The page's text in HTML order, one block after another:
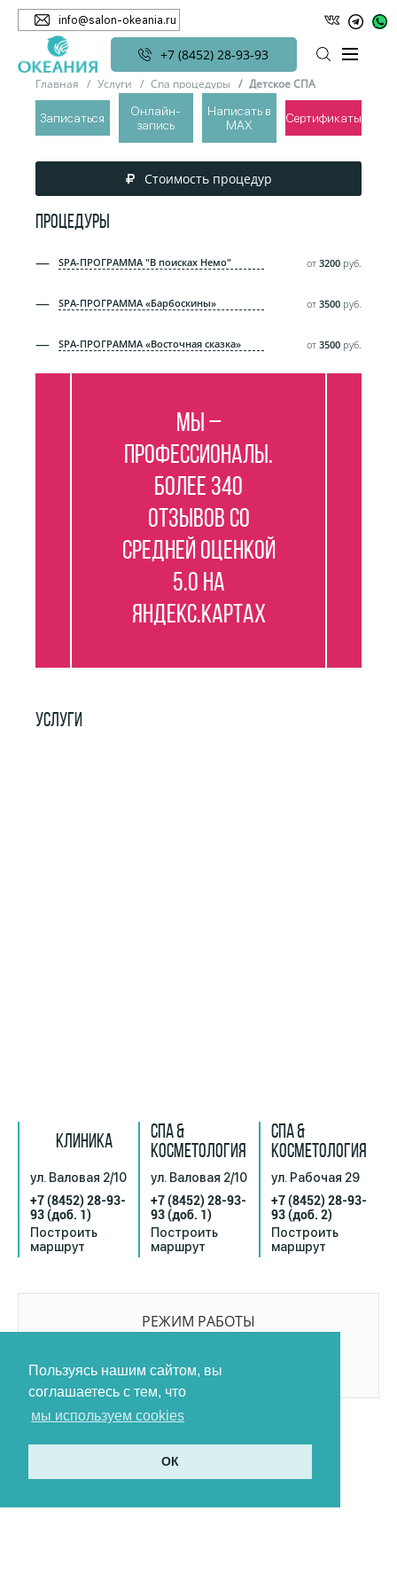
Пользуясь нашим сайтом, вы
соглашаетесь с тем, что
мы используем cookies
ОК
info@salon-okeania.ru
+7 (8452) 28-93-93
Записаться
Онлайн-
запись
Написать в
MAX
Сертификаты
УСЛУГИ
Главная Услуги Спа процедуры Детское СПА
ДЕТСКОЕ СПА
Стоимость процедур
ПРОЦЕДУРЫ
SPA-ПРОГРАММА "В поисках Немо" от 3200руб.
SPA-ПРОГРАММА «Барбоскины» от 3500руб.
SPA-ПРОГРАММА «Восточная сказка» от 3500руб.
Мы –
профессионалы.
Более 340
отзывов со
средней оценкой
5.0 на
Яндекс.Картах
КЛИНИКА
ул. Валовая 2/10
+7 (8452) 28-93-
93(доб. 1)
Построить
маршрут
СПА &
КОСМЕТОЛОГИЯ
ул. Валовая 2/10
+7 (8452) 28-93-
93(доб. 1)
Построить
маршрут
СПА &
КОСМЕТОЛОГИЯ
ул. Рабочая 29
+7 (8452) 28-93-
93(доб. 2)
Построить
маршрут
РЕЖИМ РАБОТЫ
БЕЗ ПЕРЕРЫВОВ И ВЫХОДНЫХ